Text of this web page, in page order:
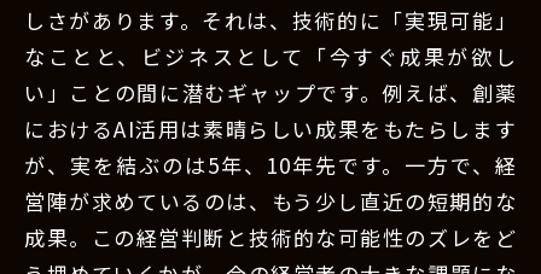
しさがあります。それは、技術的に「実現可能」
なことと、ビジネスとして「今すぐ成果が欲し
い」ことの間に潜むギャップです。例えば、創薬
におけるAI活用は素晴らしい成果をもたらします
が、実を結ぶのは5年、10年先です。一方で、経
営陣が求めているのは、もう少し直近の短期的な
成果。この経営判断と技術的な可能性のズレをど